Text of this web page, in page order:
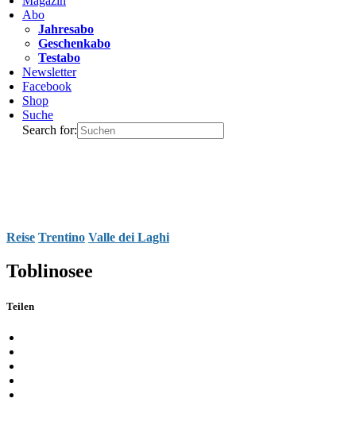
Abo
Jahresabo
Geschenkabo
Testabo
Newsletter
Facebook
Shop
Suche
Search for:
Reise Trentino Valle dei Laghi
Toblinosee
Teilen